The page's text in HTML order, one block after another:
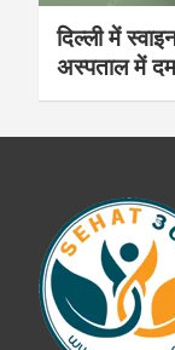
दिल्ली में
अस्पताल में दम